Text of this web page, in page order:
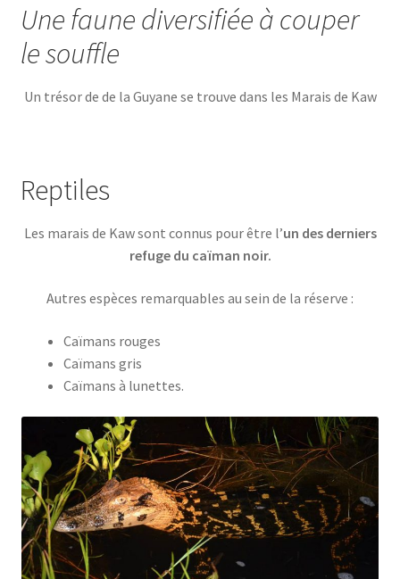
Une faune diversifiée à couper
le souffle
Un trésor de de la Guyane se trouve dans les Marais de Kaw
Reptiles
Les marais de Kaw sont connus pour être l’un des derniers
refuge du caïman noir.
Autres espèces remarquables au sein de la réserve :
Caïmans rouges
Caïmans gris
Caïmans à lunettes.